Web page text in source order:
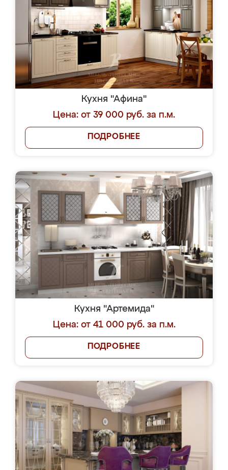
Кухня "Афина"
Цена: от 39 000 руб. за п.м.
ПОДРОБНЕЕ
Кухня "Артемида"
Цена: от 41 000 руб. за п.м.
ПОДРОБНЕЕ